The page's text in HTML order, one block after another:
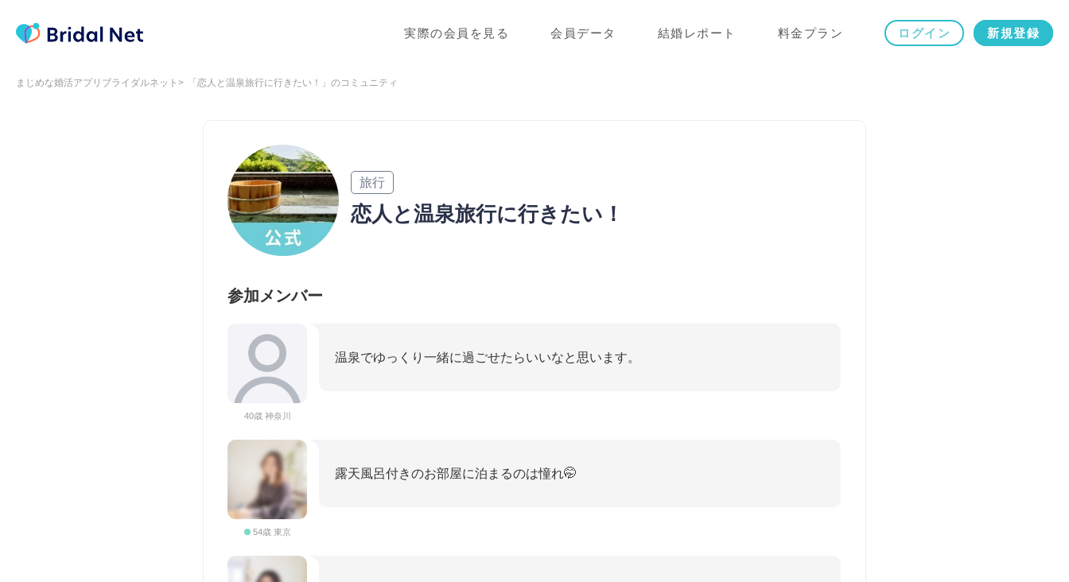
実際の会員を見る 会員データ 結婚レポート 料金プラン ログイン 新規登録
まじめな婚活アプリブライダルネット 「恋人と温泉旅行に行きたい！」のコミュニティ
旅行
恋人と温泉旅行に行きたい！
参加メンバー
40歳 神奈川
温泉でゆっくり一緒に過ごせたらいいなと思います。
54歳 東京
露天風呂付きのお部屋に泊まるのは憧れ🤭